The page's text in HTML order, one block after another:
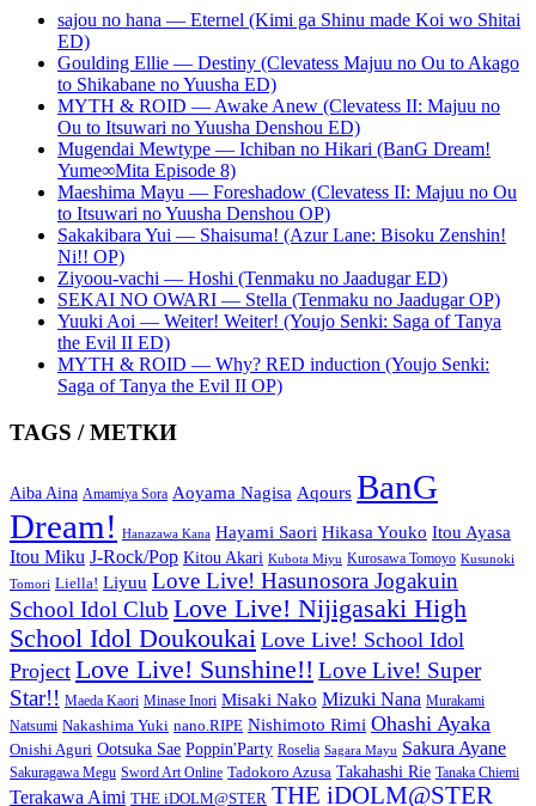
sajou no hana — Eternel (Kimi ga Shinu made Koi wo Shitai
ED)
Goulding Ellie — Destiny (Clevatess Majuu no Ou to Akago
to Shikabane no Yuusha ED)
MYTH & ROID — Awake Anew (Clevatess II: Majuu no
Ou to Itsuwari no Yuusha Denshou ED)
Mugendai Mewtype — Ichiban no Hikari (BanG Dream!
Yume∞Mita Episode 8)
Maeshima Mayu — Foreshadow (Clevatess II: Majuu no Ou
to Itsuwari no Yuusha Denshou OP)
Sakakibara Yui — Shaisuma! (Azur Lane: Bisoku Zenshin!
Ni!! OP)
Ziyoou-vachi — Hoshi (Tenmaku no Jaadugar ED)
SEKAI NO OWARI — Stella (Tenmaku no Jaadugar OP)
Yuuki Aoi — Weiter! Weiter! (Youjo Senki: Saga of Tanya
the Evil II ED)
MYTH & ROID — Why? RED induction (Youjo Senki:
Saga of Tanya the Evil II OP)
TAGS / МЕТКИ
Aiba Aina Amamiya Sora Aoyama Nagisa Aqours BanG
Dream!
Hanazawa Kana Hayami Saori Hikasa Youko Itou Ayasa
Itou Miku J-Rock/Pop Kitou Akari Kubota Miyu Kurosawa Tomoyo Kusunoki
Tomori Liella! Liyuu Love Live! Hasunosora Jogakuin
School Idol Club Love Live! Nijigasaki High
School Idol Doukoukai Love Live! School Idol
Project Love Live! Sunshine!! Love Live! Super
Star!! Maeda Kaori Minase Inori Misaki Nako Mizuki Nana Murakami
Natsumi Nakashima Yuki nano.RIPE Nishimoto Rimi Ohashi Ayaka
Onishi Aguri Ootsuka Sae Poppin'Party Roselia Sagara Mayu Sakura Ayane
Sakuragawa Megu Sword Art Online Tadokoro Azusa Takahashi Rie Tanaka Chiemi
Terakawa Aimi THE iDOLM@STER THE iDOLM@STER